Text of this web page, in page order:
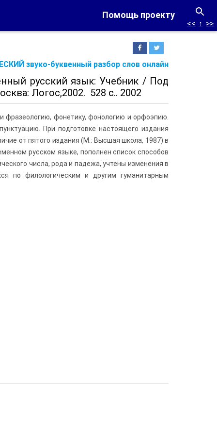
Помощь проекту
звуко-буквенный разбор слов онлайн
<< ↑ >>
русский язык: Учебник / Под
Логос,2002. 528 с.. 2002
фразеологию, фонетику, фонологию и орфоэпию.
При подготовке настоящего издания
от пятого издания (М.: Высшая школа, 1987) в
русском языке, пополнен список способов
числа, рода и падежа, учтены изменения в
по филологическим и другим гуманитарным